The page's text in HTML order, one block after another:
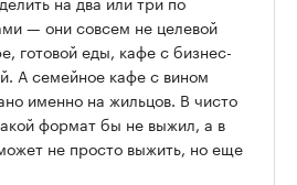
— они совсем не целевой
готовой еды, кафе с бизнес-
А семейное кафе с вином
именно на жильцов. В чисто
формат бы не выжил, а в
не просто выжить, но еще